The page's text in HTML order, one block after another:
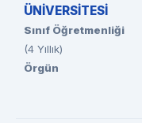
ÜNİVERSİTESİ
Sınıf Öğretmenliği
(4 Yıllık)
Örgün